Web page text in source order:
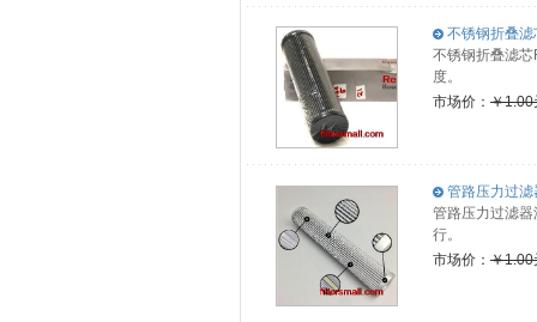
不锈钢折叠
不锈钢折叠滤
度。
市场价： ￥1.00
管路压力过
管路压力过滤
行。
市场价： ￥1.00